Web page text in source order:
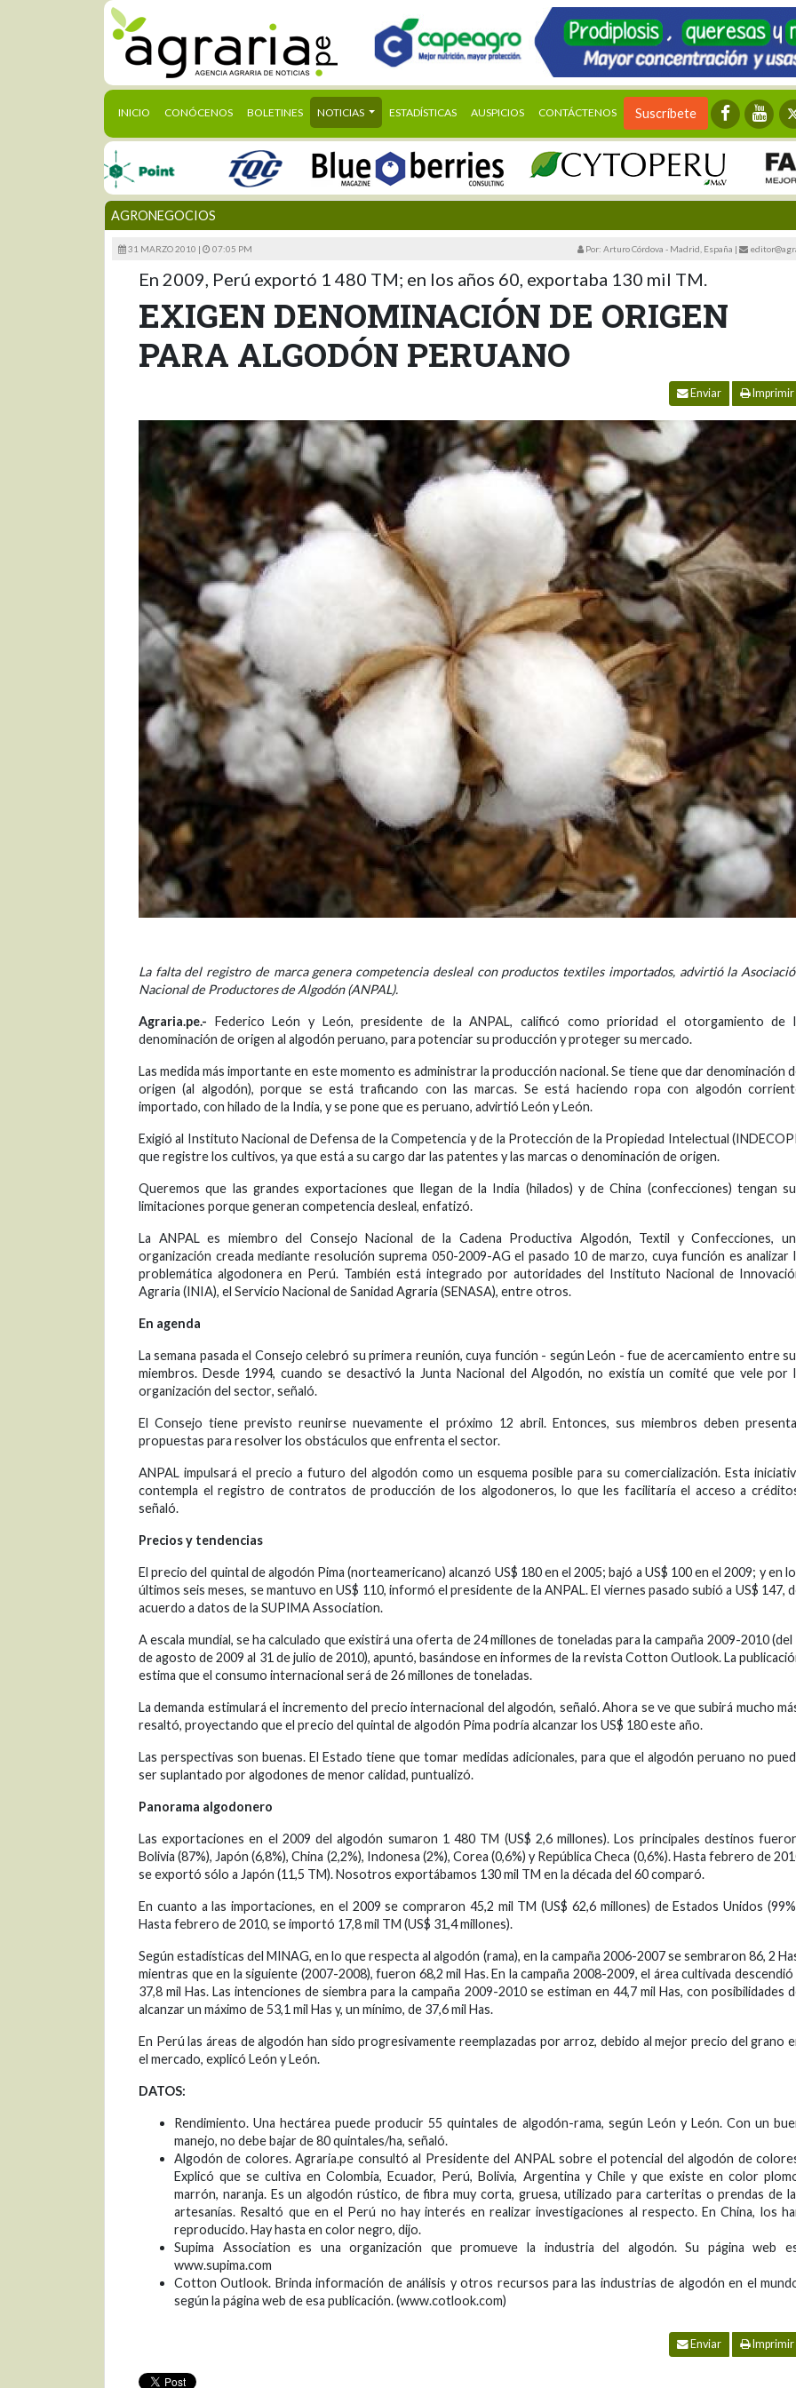
INICIO (CURRENT)
CONÓCENOS BOLETINES NOTICIAS ESTADÍSTICAS AUSPICIOS CONTÁCTENOS Suscríbete
AGRONEGOCIOS
31 MARZO 2010 | 07:05 PM Por: Arturo Córdova - Madrid, España |
En 2009, Perú exportó 1 480 TM; en los años 60, exportaba 130 mil TM.
EXIGEN DENOMINACIÓN DE ORIGEN
PARA ALGODÓN PERUANO
Enviar Imprimir
La falta del registro de marca genera competencia desleal con productos textiles importados, advirtió la
Nacional de Productores de Algodón (ANPAL).
Agraria.pe.- Federico León y León, presidente de la ANPAL, calificó como prioridad el otorgamiento de
denominación de origen al algodón peruano, para potenciar su producción y proteger su mercado.
Las medida más importante en este momento es administrar la producción nacional. Se tiene que dar denominación
origen (al algodón), porque se está traficando con las marcas. Se está haciendo ropa con algodón
importado, con hilado de la India, y se pone que es peruano, advirtió León y León.
Exigió al Instituto Nacional de Defensa de la Competencia y de la Protección de la Propiedad Intelectual
que registre los cultivos, ya que está a su cargo dar las patentes y las marcas o denominación de origen.
Queremos que las grandes exportaciones que llegan de la India (hilados) y de China (confecciones) tengan
limitaciones porque generan competencia desleal, enfatizó.
La ANPAL es miembro del Consejo Nacional de la Cadena Productiva Algodón, Textil y Confecciones,
organización creada mediante resolución suprema 050-2009-AG el pasado 10 de marzo, cuya función es analizar
problemática algodonera en Perú. También está integrado por autoridades del Instituto Nacional de
Agraria (INIA), el Servicio Nacional de Sanidad Agraria (SENASA), entre otros.
En agenda
La semana pasada el Consejo celebró su primera reunión, cuya función - según León - fue de acercamiento entre
miembros. Desde 1994, cuando se desactivó la Junta Nacional del Algodón, no existía un comité que vele por
organización del sector, señaló.
El Consejo tiene previsto reunirse nuevamente el próximo 12 abril. Entonces, sus miembros deben
propuestas para resolver los obstáculos que enfrenta el sector.
ANPAL impulsará el precio a futuro del algodón como un esquema posible para su comercialización. Esta
contempla el registro de contratos de producción de los algodoneros, lo que les facilitaría el acceso a
señaló.
Precios y tendencias
El precio del quintal de algodón Pima (norteamericano) alcanzó US$ 180 en el 2005; bajó a US$ 100 en el 2009; y en
últimos seis meses, se mantuvo en US$ 110, informó el presidente de la ANPAL. El viernes pasado subió a US$ 147,
acuerdo a datos de la SUPIMA Association.
A escala mundial, se ha calculado que existirá una oferta de 24 millones de toneladas para la campaña 2009-2010 (del
de agosto de 2009 al 31 de julio de 2010), apuntó, basándose en informes de la revista Cotton Outlook. La
estima que el consumo internacional será de 26 millones de toneladas.
La demanda estimulará el incremento del precio internacional del algodón, señaló. Ahora se ve que subirá mucho
resaltó, proyectando que el precio del quintal de algodón Pima podría alcanzar los US$ 180 este año.
Las perspectivas son buenas. El Estado tiene que tomar medidas adicionales, para que el algodón peruano no
ser suplantado por algodones de menor calidad, puntualizó.
Panorama algodonero
Las exportaciones en el 2009 del algodón sumaron 1 480 TM (US$ 2,6 millones). Los principales destinos
Bolivia (87%), Japón (6,8%), China (2,2%), Indonesa (2%), Corea (0,6%) y República Checa (0,6%). Hasta febrero de
se exportó sólo a Japón (11,5 TM). Nosotros exportábamos 130 mil TM en la década del 60 comparó.
En cuanto a las importaciones, en el 2009 se compraron 45,2 mil TM (US$ 62,6 millones) de Estados Unidos
Hasta febrero de 2010, se importó 17,8 mil TM (US$ 31,4 millones).
Según estadísticas del MINAG, en lo que respecta al algodón (rama), en la campaña 2006-2007 se sembraron 86, 2
mientras que en la siguiente (2007-2008), fueron 68,2 mil Has. En la campaña 2008-2009, el área cultivada descendió
37,8 mil Has. Las intenciones de siembra para la campaña 2009-2010 se estiman en 44,7 mil Has, con posibilidades
alcanzar un máximo de 53,1 mil Has y, un mínimo, de 37,6 mil Has.
En Perú las áreas de algodón han sido progresivamente reemplazadas por arroz, debido al mejor precio del grano
el mercado, explicó León y León.
DATOS:
Rendimiento. Una hectárea puede producir 55 quintales de algodón-rama, según León y León. Con un
manejo, no debe bajar de 80 quintales/ha, señaló.
Algodón de colores. Agraria.pe consultó al Presidente del ANPAL sobre el potencial del algodón de
Explicó que se cultiva en Colombia, Ecuador, Perú, Bolivia, Argentina y Chile y que existe en color
marrón, naranja. Es un algodón rústico, de fibra muy corta, gruesa, utilizado para carteritas o prendas de
artesanías. Resaltó que en el Perú no hay interés en realizar investigaciones al respecto. En China, los
reproducido. Hay hasta en color negro, dijo.
Supima Association es una organización que promueve la industria del algodón. Su página web
www.supima.com
Cotton Outlook. Brinda información de análisis y otros recursos para las industrias de algodón en el
según la página web de esa publicación. (www.cotlook.com)
Enviar Imprimir